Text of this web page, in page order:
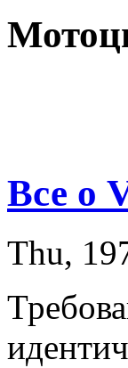
Все о
Thu,